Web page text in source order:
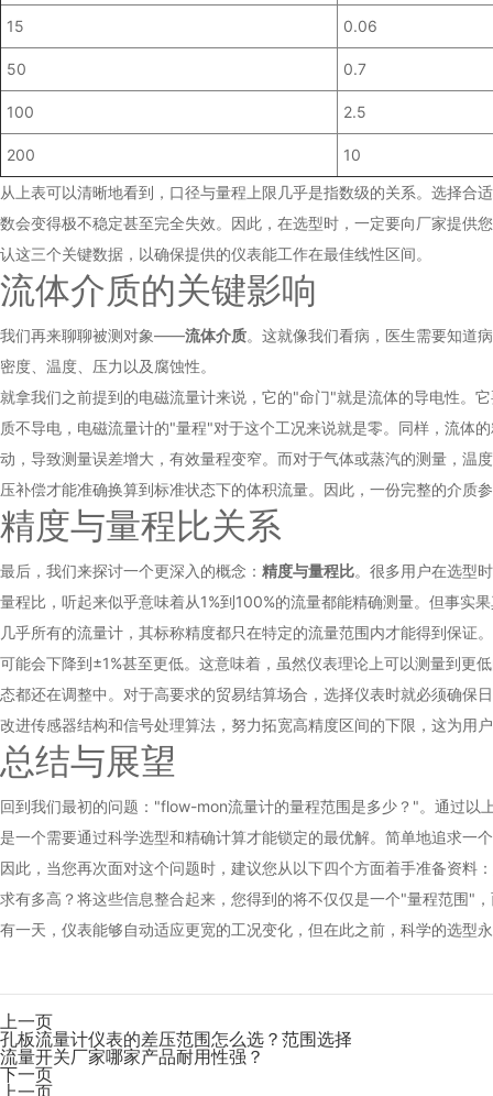
15 0.06
50 0.7
100 2.5
200
10
从上表可以清晰地看到，口径与量程上限几乎是指数级的关系。选择合
数会变得极不稳定甚至完全失效。因此，在选型时，一定要向厂家提供
认这三个关键数据，以确保提供的仪表能工作在最佳线性区间。
流体介质的关键影响
我们再来聊聊被测对象——流体介质。这就像我们看病，医生需要知道
密度、温度、压力以及腐蚀性。
就拿我们之前提到的电磁流量计来说，它的"命门"就是流体的导电性。
质不导电，电磁流量计的"量程"对于这个工况来说就是零。同样，流体
动，导致测量误差增大，有效量程变窄。而对于气体或蒸汽的测量，温
压补偿才能准确换算到标准状态下的体积流量。因此，一份完整的介质
精度与量程比关系
最后，我们来探讨一个更深入的概念： 精度与量程比。很多用户在选型
量程比，听起来似乎意味着从1%到100%的流量都能精确测量。但事
几乎所有的流量计，其标称精度都只在特定的流量范围内才能得到保
可能会下降到±1%甚至更低。这意味着，虽然仪表理论上可以测量到更
态都还在调整中。对于高要求的贸易结算场合，选择仪表时就必须确
改进传感器结构和信号处理算法，努力拓宽高精度区间的下限，这为
总结与展望
回到我们最初的问题："flow-mon流量计的量程范围是多少？"。通过以
是一个需要通过科学选型和精确计算才能锁定的最优解。简单地追求
因此，当您再次面对这个问题时，建议您从以下四个方面着手准备资料
求有多高？将这些信息整合起来，您得到的将不仅仅是一个"量程范围"
有一天，仪表能够自动适应更宽的工况变化，但在此之前，科学的选
上一页
孔板流量计仪表的差压范围怎么选？范围选择
流量开关厂家哪家产品耐用性强？
下一页